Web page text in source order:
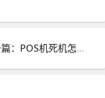
下一篇：POS机死机怎么强制重启（POS机死机的解决办法）